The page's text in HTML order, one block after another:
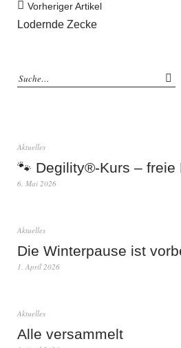
Vorheriger Artikel
Lodernde Zecke
Aktuelles
🐾 Degility®-Kurs – freie
6. Mai 2026
Aktuelles
Die Winterpause ist
1. April 2026
Aktuelles
Alle versammelt